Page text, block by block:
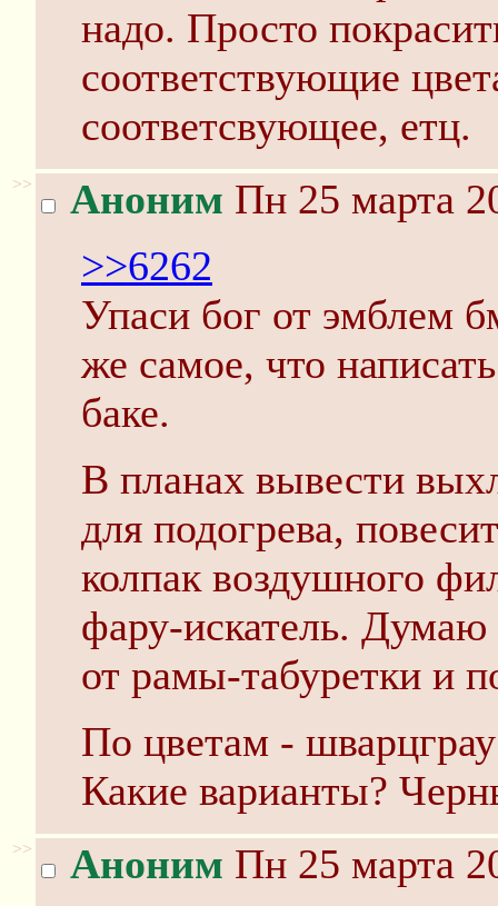
надо. Просто
соответствующие
соответсвующее, етц.
>> Аноним Пн 25 марта
>>6262
Упаси бог от эмблем
же самое, что
баке.
В планах вывести
для подогрева,
колпак воздушного
фару-искатель. Думаю
от рамы-табуретки и
По цветам -
Какие варианты?
>> Аноним Пн 25 марта